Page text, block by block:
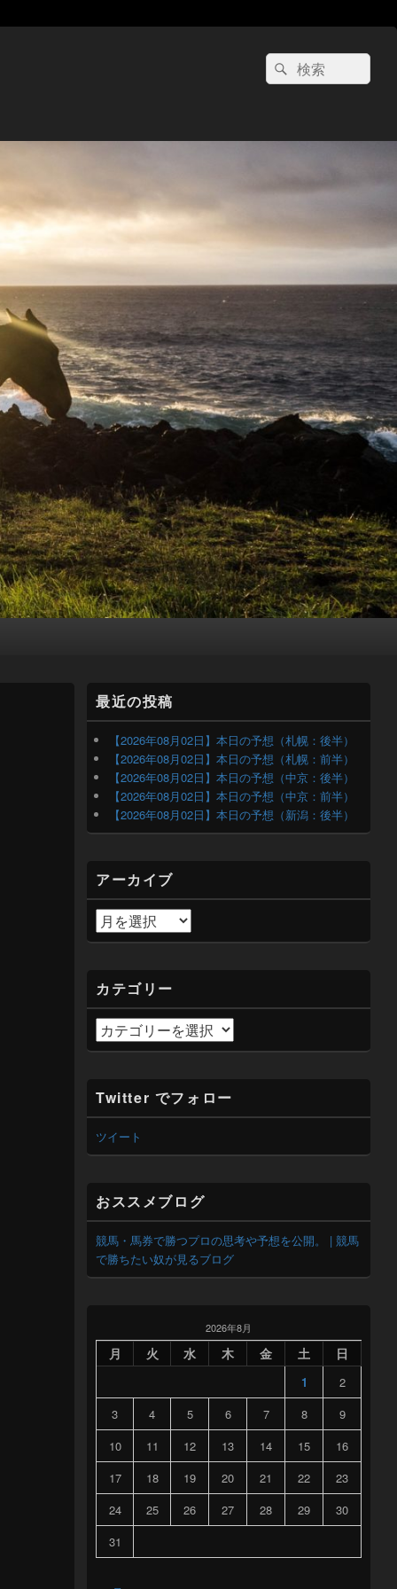
検
索:
検
索
イ
ン
サ
イ
バ
ー
ウ
ィ
ッ
ト
エ
リ
ア
最近の投稿
【2026年08月02日】本日の予想（札幌：後半）
【2026年08月02日】本日の予想（札幌：前半）
【2026年08月02日】本日の予想（中京：後半）
【2026年08月02日】本日の予想（中京：前半）
【2026年08月02日】本日の予想（新潟：後半）
アーカイブ
ア
ー
ブ
カテゴリー
カ
テ
ー
Twitter でフォロー
ツイート
おススメブログ
競馬・馬券で勝つプロの思考や予想を公開。 | 競馬
で勝ちたい奴が見るブログ
2026年8月
月 火 水 木 金 土 日
1
2
3
4 5 6 7 8
9
10
11 12 13 14 15
16
17
18 19 20 21 22
23
24
25 26 27 28 29
30
31